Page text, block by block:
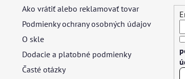
Ako vrátiť alebo reklamovať tovar
Podmienky ochrany osobných údajov
O skle
Dodacie a platobné podmienky
Časté otázky